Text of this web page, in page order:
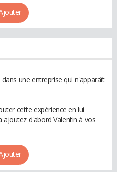
une entreprise qui n'apparaît
cette expérience en lui
ajoutez d'abord Valentin à vos